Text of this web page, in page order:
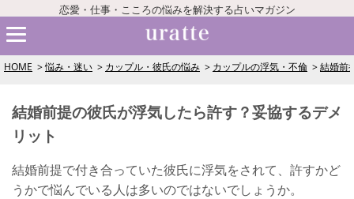
恋愛・仕事・こころの悩みを解決する占いマガジン
HOME 悩み・迷い カップル・彼氏の悩み カップルの浮気・不倫 結婚前
結婚前提の彼氏が浮気したら許す？妥協するデメ
リット
結婚前提で付き合っていた彼氏に浮気をされて、許すかど
うかで悩んでいる人は多いのではないでしょうか。